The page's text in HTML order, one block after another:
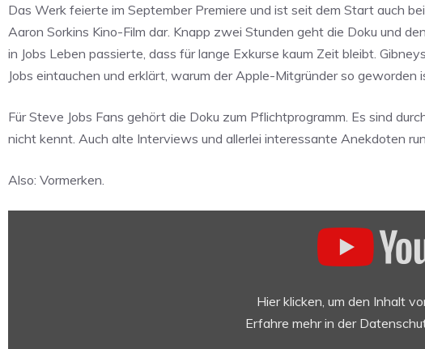
Das Werk feierte im September Premiere und ist seit dem Start auch
Aaron Sorkins Kino-Film dar. Knapp zwei Stunden geht die Doku und
in Jobs Leben passierte, dass für lange Exkurse kaum Zeit bleibt.
Jobs eintauchen und erklärt, warum der Apple-Mitgründer so geworden
Für Steve Jobs Fans gehört die Doku zum Pflichtprogramm. Es sind
nicht kennt. Auch alte Interviews und allerlei interessante Anekdoten
Also: Vormerken.
Hier klicken, um den Inhalt
Erfahre mehr in der